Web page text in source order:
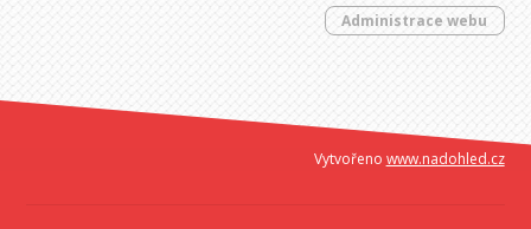
Administrace webu
Vytvořeno www.nadohled.cz